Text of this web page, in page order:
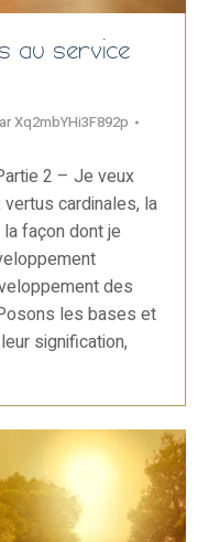
au service
Xq2mbYHi3F892p
2 – Je veux
vertus cardinales, la
façon dont je
des
les bases et
signification,